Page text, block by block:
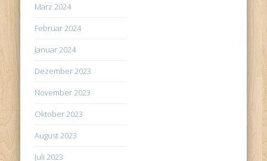
März 2024
Februar 2024
Januar 2024
Dezember 2023
November 2023
Oktober 2023
August 2023
Juli 2023